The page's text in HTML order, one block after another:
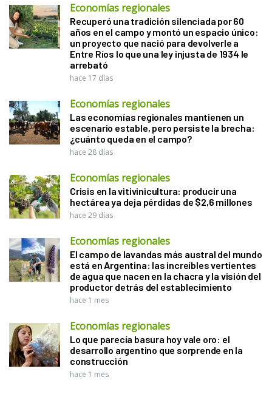
Economías regionales
Recuperó una tradición silenciada por 60
años en el campo y montó un espacio único:
un proyecto que nació para devolverle a
Entre Ríos lo que una ley injusta de 1934 le
arrebató
hace 17 días
Economías regionales
Las economías regionales mantienen un
escenario estable, pero persiste la brecha:
¿cuánto queda en el campo?
hace 28 días
Economías regionales
Crisis en la vitivinicultura: producir una
hectárea ya deja pérdidas de $2,6 millones
hace 29 días
Economías regionales
El campo de lavandas más austral del mundo
está en Argentina: las increíbles vertientes
de agua que nacen en la chacra y la visión del
productor detrás del establecimiento
hace 1 mes
Economías regionales
Lo que parecía basura hoy vale oro: el
desarrollo argentino que sorprende en la
construcción
hace 1 mes